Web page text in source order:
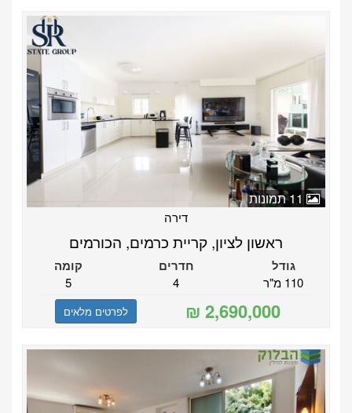
דירה
ראשון לציון, קריית כרמים, הכורמים
גודל
110 מ"ר
חדרים
4
קומה
5
לפרטים מלאים